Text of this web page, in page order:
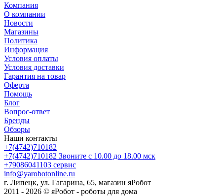
Компания
О компании
Новости
Магазины
Политика
Информация
Условия оплаты
Условия доставки
Гарантия на товар
Оферта
Помощь
Блог
Вопрос-ответ
Бренды
Обзоры
Наши контакты
+7(4742)710182
+7(4742)710182 Звоните с 10.00 до 18.00 мск
+79086041103 сервис
info@yarobotonline.ru
г. Липецк, ул. Гагарина, 65, магазин яРобот
2011 - 2026 © яРобот - роботы для дома